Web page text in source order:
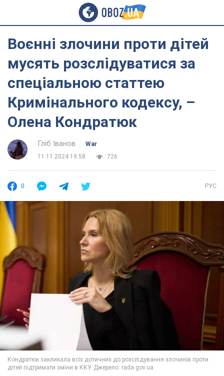
Воєнні злочини проти дітей
мусять розслідуватися за
спеціальною статтею
Кримінального кодексу, –
Олена Кондратюк
Гліб Іванов
War
11.11.2024 19:58
726
0 РУС